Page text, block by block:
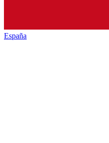
España